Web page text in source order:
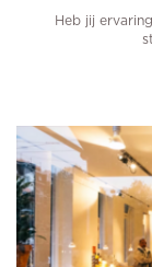
Heb jij